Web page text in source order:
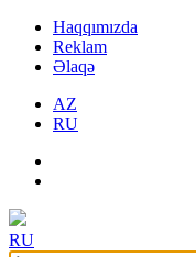
Haqqımızda
Reklam
Əlaqə
AZ
RU
RU